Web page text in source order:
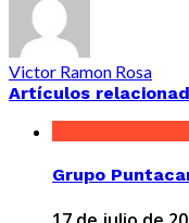
Victor Ramon Rosa
Artículos
Grupo